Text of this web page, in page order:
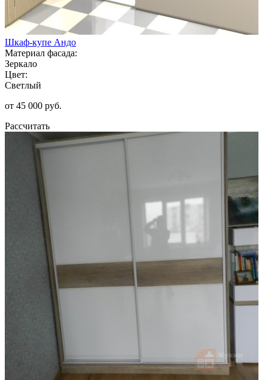
Шкаф-купе Андо
Материал фасада:
Зеркало
Цвет:
Светлый
от 45 000 руб.
Рассчитать